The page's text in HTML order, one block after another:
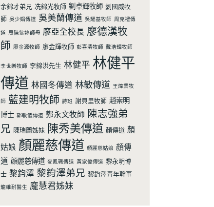
余錦才弟兄 冼錦光牧師 劉卓輝牧師 劉國威牧
師 吳少娟傳道 吳美蘭傳道 吳耀基牧師 周克禮傳
道 周陳紫婷師母 廖亞全校長 廖德漢牧
師 廖金源牧師 廖金輝牧師 彭喜清牧師 戴浩輝牧師
李世樂牧師 李錦洪先生 林健平 林健平
傳道 林國冬傳道 林敏傳道 王煒業牧
師 藍建明牧師 詩班 謝貝里牧師 趙崇明
博士 郭敏儀傳道 鄭永文牧師 陳志強弟
兄 陳瑞蘭姊妹 陳秀美傳道 顏傳道 顏
姑娘 顏麗慈傳道 顏麗慈姑娘 顔傳
道 顔麗慈傳道 麥鳯珮傳道 黃家偉傳道 黎永明博
士 黎鈞澤 黎鈞澤弟兄 黎鈞澤青年幹事
龍維耐醫生 龐慧君姊妹